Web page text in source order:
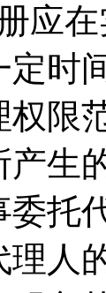
应
定时
权限
产生
委托
理人